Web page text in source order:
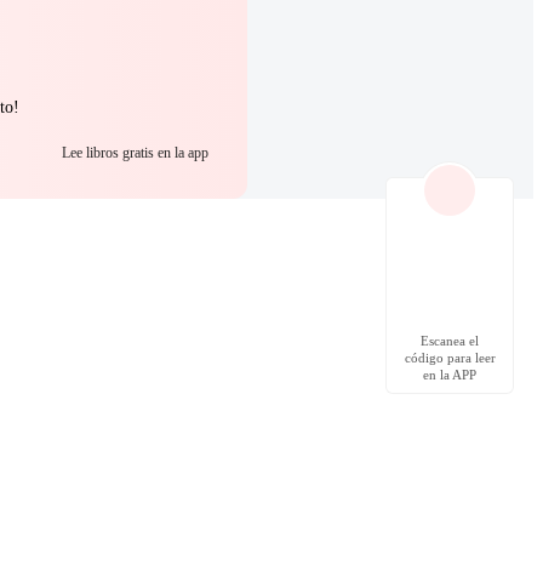
Lee libros gratis en la app
Escanea el
código para leer
en la APP